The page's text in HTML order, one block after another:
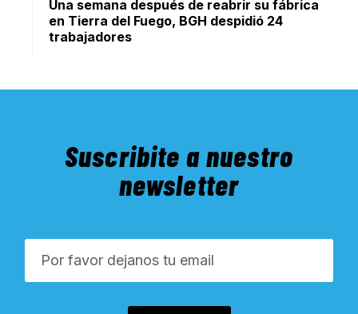
Una semana después de reabrir su fábrica
en Tierra del Fuego, BGH despidió 24
trabajadores
Suscribite a nuestro
newsletter